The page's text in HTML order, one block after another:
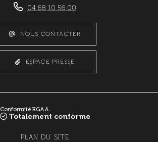
04 68 10 56 00
NOUS CONTACTER
ESPACE PRESSE
Conformité RGAA
Totalement conforme
PLAN DU SITE